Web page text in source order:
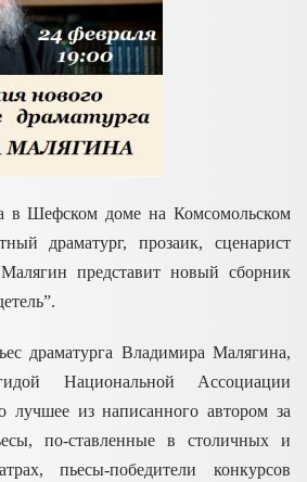
в Шефском доме на Комсомольском
драматург, прозаик, сценарист
представит новый сборник
драматурга Владимира Малягина,
Национальной Ассоциации
лучшее из написанного автором за
по-ставленные в столичных и
пьесы-победители конкурсов